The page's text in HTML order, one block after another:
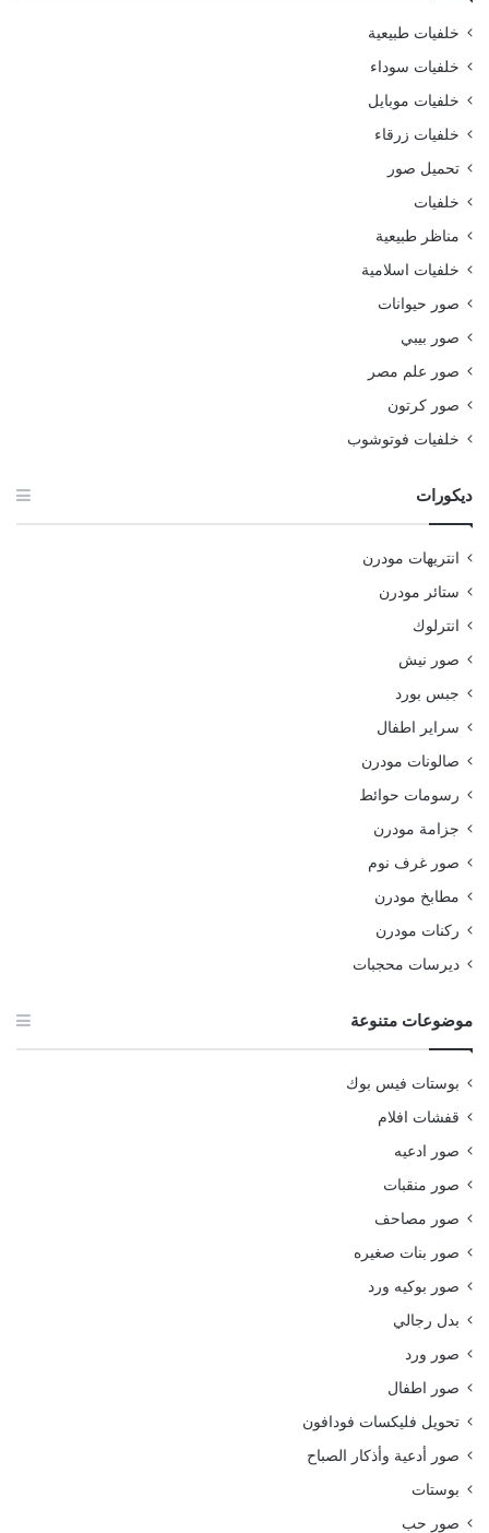
خلفيات طبيعية
خلفيات سوداء
خلفيات موبايل
خلفيات زرقاء
تحميل صور
خلفيات
مناظر طبيعية
خلفيات اسلامية
صور حيوانات
صور بيبي
صور علم مصر
صور كرتون
خلفيات فوتوشوب
ديكورات
انتريهات مودرن
ستائر مودرن
انترلوك
صور نيش
جبس بورد
سراير اطفال
صالونات مودرن
رسومات حوائط
جزامة مودرن
صور غرف نوم
مطابخ مودرن
ركنات مودرن
ديرسات محجبات
موضوعات متنوعة
بوستات فيس بوك
قفشات افلام
صور ادعيه
صور منقبات
صور مصاحف
صور بنات صغيره
صور بوكيه ورد
بدل رجالي
صور ورد
صور اطفال
تحويل فليكسات فودافون
صور أدعية وأذكار الصباح
بوستات
صور حب